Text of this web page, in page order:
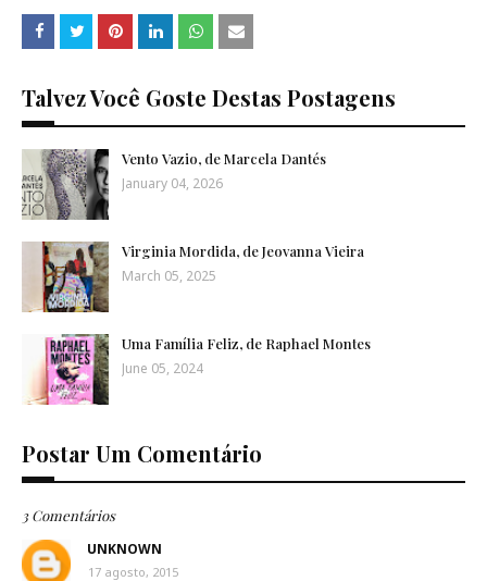
Talvez Você Goste Destas Postagens
Vento Vazio, de Marcela Dantés
January 04, 2026
Virginia Mordida, de Jeovanna Vieira
March 05, 2025
Uma Família Feliz, de Raphael Montes
June 05, 2024
Postar Um Comentário
3 Comentários
UNKNOWN
17 agosto, 2015